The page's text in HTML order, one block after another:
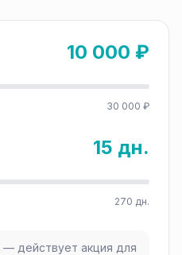
10 000 ₽
30 000 ₽
15 дн.
270 дн.
— действует акция для